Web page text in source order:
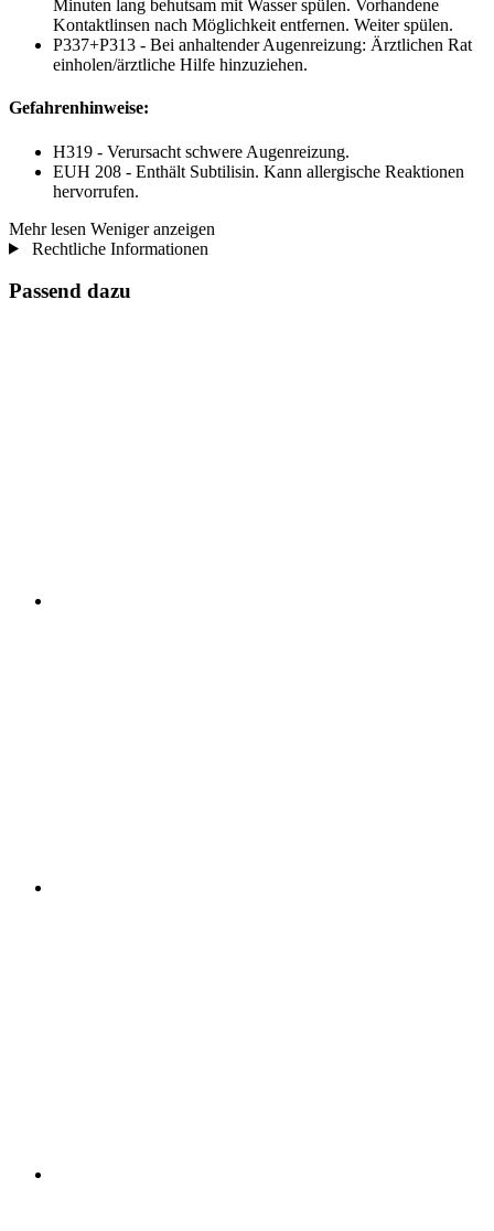
Minuten lang behutsam mit Wasser spülen. Vorhandene
Kontaktlinsen nach Möglichkeit entfernen. Weiter spülen.
P337+P313 - Bei anhaltender Augenreizung: Ärztlichen Rat
einholen/ärztliche Hilfe hinzuziehen.
Gefahrenhinweise:
H319 - Verursacht schwere Augenreizung.
EUH 208 - Enthält Subtilisin. Kann allergische Reaktionen
hervorrufen.
Mehr lesen Weniger anzeigen
Rechtliche Informationen
Passend dazu